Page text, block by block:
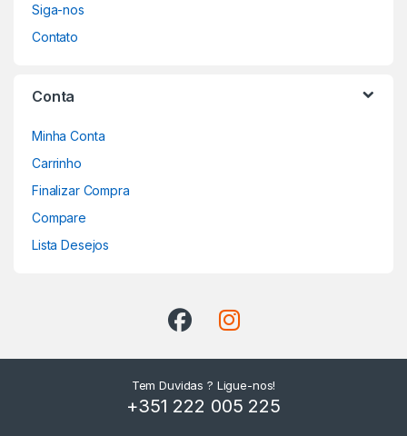
Siga-nos
Contato
Conta
Minha Conta
Carrinho
Finalizar Compra
Compare
Lista Desejos
Tem Duvidas ? Ligue-nos!
+351 222 005 225